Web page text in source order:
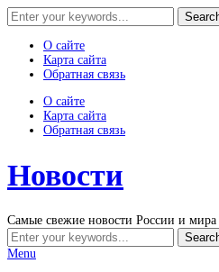
О сайте
Карта сайта
Обратная связь
О сайте
Карта сайта
Обратная связь
Новости
Самые свежие новости России и мира
Menu